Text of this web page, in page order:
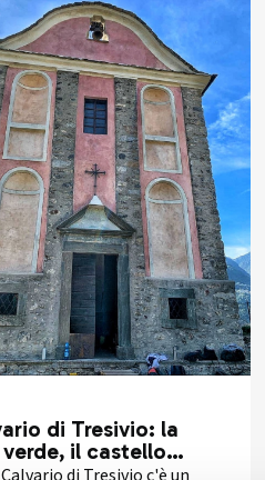
di Tresivio: la
il castello
e lo scavo che